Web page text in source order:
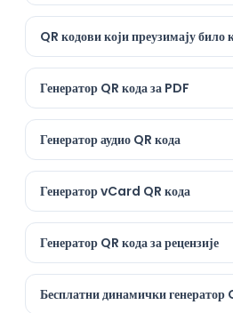
QR кодови који преузимају било
Генератор QR кода за PDF
Генератор аудио QR кода
Генератор vCard QR кода
Генератор QR кода за рецензије
Бесплатни динамички генератор